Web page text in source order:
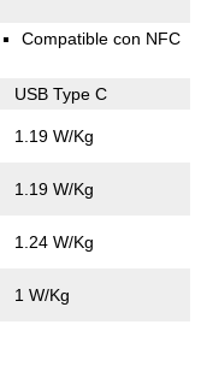
Compatible con NFC
USB Type C
1.19 W/Kg
1.19 W/Kg
1.24 W/Kg
1 W/Kg